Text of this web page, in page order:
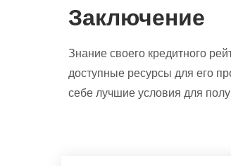
Заключение
Знание своего кредитного
доступные ресурсы для его
себе лучшие условия для